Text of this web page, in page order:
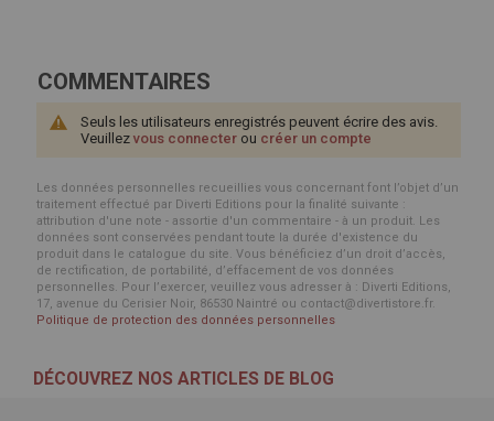
COMMENTAIRES
Seuls les utilisateurs enregistrés peuvent écrire des avis.
Veuillez vous connecter ou créer un compte
Les données personnelles recueillies vous concernant font l’objet d’un
traitement effectué par Diverti Editions pour la finalité suivante :
attribution d'une note - assortie d'un commentaire - à un produit. Les
données sont conservées pendant toute la durée d'existence du
produit dans le catalogue du site. Vous bénéficiez d’un droit d’accès,
de rectification, de portabilité, d’effacement de vos données
personnelles. Pour l’exercer, veuillez vous adresser à : Diverti Editions,
17, avenue du Cerisier Noir, 86530 Naintré ou contact@divertistore.fr.
Politique de protection des données personnelles
DÉCOUVREZ NOS ARTICLES DE BLOG